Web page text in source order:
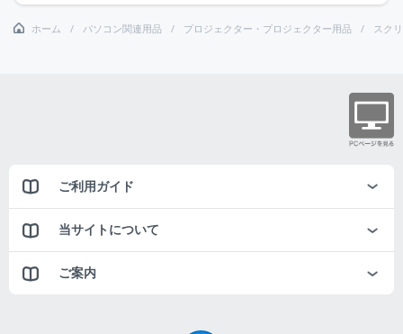
ホーム パソコン関連用品 プロジェクター・プロジェクター用品 スク
ご利用ガイド
当サイトについて
ご案内